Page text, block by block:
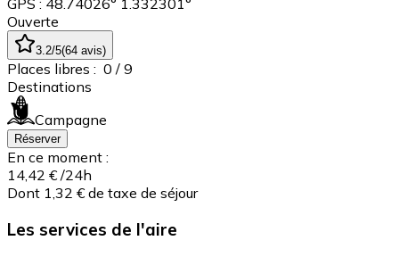
GPS : 48.74026° 1.332301°
Ouverte
3.2/5(64 avis)
Places libres : 0 / 9
Destinations
Campagne
Réserver
En ce moment :
14,42 € /24h
Dont 1,32 € de taxe de séjour
Les services de l'aire